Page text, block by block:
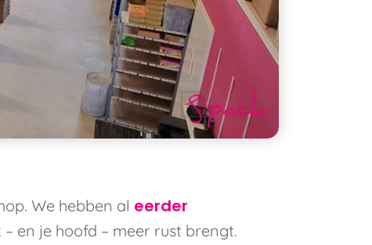
We hebben al eerder
en je hoofd – meer rust brengt.